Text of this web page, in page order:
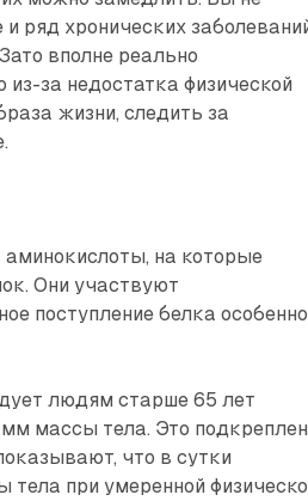
ряд хронических
вполне реально
за недостатка физической
жизни, следить за
на которые
Они участвуют
поступление белка особенно
людям старше 65 лет
массы тела. Это
что в сутки
тела при умеренной